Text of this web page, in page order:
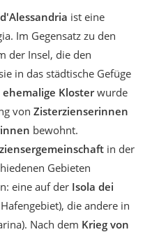
ist eine
Im Gegensatz zu den
der Insel, die den
in das städtische Gefüge
ehemalige Klosterwurde
von Zisterzienserinnen
bewohnt.
in der
Gebieten
eine auf der Isola dei
die andere in
Nach dem Krieg von